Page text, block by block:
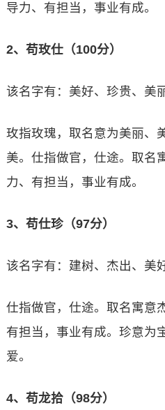
导力、有担当，事业有成。
2、苟玫仕（100分）
该名字有：美好、珍贵、美
玫指玫瑰，取名意为美丽、
美。仕指做官，仕途。取名
力、有担当，事业有成。
3、苟仕珍（97分）
该名字有：建树、杰出、美
仕指做官，仕途。取名寓意
有担当，事业有成。珍意为
爱。
4、苟龙拾（98分）